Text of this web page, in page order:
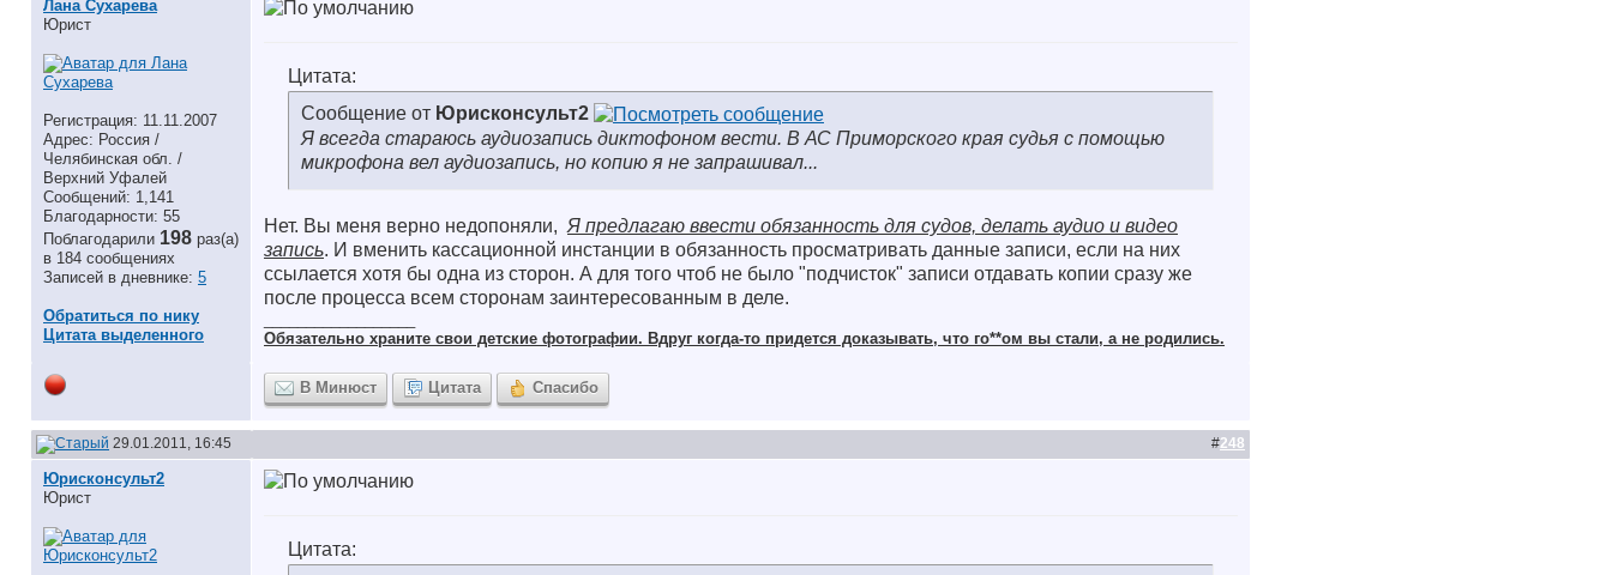
Лана Сухарева
Юрист
Регистрация: 11.11.2007
Адрес: Россия /
Челябинская обл. /
Верхний Уфалей
Сообщений: 1,141
Благодарности: 55
Поблагодарили 198 раз(а)
в 184 сообщениях
Записей в дневнике: 5
Обратиться по нику
Цитата выделенного
Цитата:
Сообщение от Юрисконсульт2
Я всегда стараюсь аудиозапись диктофоном вести. В АС Приморского края судья с помощью
микрофона вел аудиозапись, но копию я не запрашивал...
Нет. Вы меня верно недопоняли, Я предлагаю ввести обязанность для судов, делать аудио и видео
запись. И вменить кассационной инстанции в обязанность просматривать данные записи, если на них
ссылается хотя бы одна из сторон. А для того чтоб не было "подчисток" записи отдавать копии сразу же
после процесса всем сторонам заинтересованным в деле.
Обязательно храните cвои детские фотографии. Вдруг когда-то придется доказывать, что го**ом вы стали, а не родились.
В Минюст Цитата Спасибо
29.01.2011, 16:45 #248
Юрисконсульт2
Юрист
Цитата: